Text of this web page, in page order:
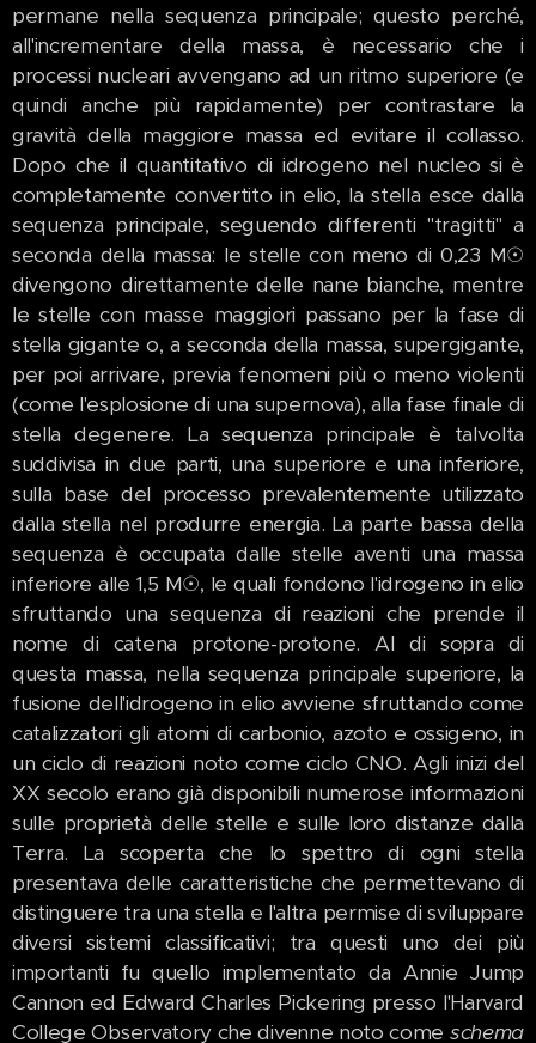
permane nella sequenza principale; questo perché,
all'incrementare della massa, è necessario che i
processi nucleari avvengano ad un ritmo superiore (e
quindi anche più rapidamente) per contrastare la
gravità della maggiore massa ed evitare il collasso.
Dopo che il quantitativo di idrogeno nel nucleo si è
completamente convertito in elio, la stella esce dalla
sequenza principale, seguendo differenti "tragitti" a
seconda della massa: le stelle con meno di 0,23 M☉
divengono direttamente delle nane bianche, mentre
le stelle con masse maggiori passano per la fase di
stella gigante o, a seconda della massa, supergigante,
per poi arrivare, previa fenomeni più o meno violenti
(come l'esplosione di una supernova), alla fase finale di
stella degenere. La sequenza principale è talvolta
suddivisa in due parti, una superiore e una inferiore,
sulla base del processo prevalentemente utilizzato
dalla stella nel produrre energia. La parte bassa della
sequenza è occupata dalle stelle aventi una massa
inferiore alle 1,5 M☉, le quali fondono l'idrogeno in elio
sfruttando una sequenza di reazioni che prende il
nome di catena protone-protone. Al di sopra di
questa massa, nella sequenza principale superiore, la
fusione dell'idrogeno in elio avviene sfruttando come
catalizzatori gli atomi di carbonio, azoto e ossigeno, in
un ciclo di reazioni noto come ciclo CNO. Agli inizi del
XX secolo erano già disponibili numerose informazioni
sulle proprietà delle stelle e sulle loro distanze dalla
Terra. La scoperta che lo spettro di ogni stella
presentava delle caratteristiche che permettevano di
distinguere tra una stella e l'altra permise di sviluppare
diversi sistemi classificativi; tra questi uno dei più
importanti fu quello implementato da Annie Jump
Cannon ed Edward Charles Pickering presso l'Harvard
College Observatory che divenne noto come schema